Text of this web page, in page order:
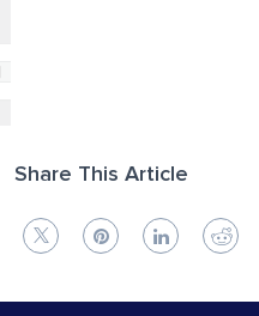
Share This Article